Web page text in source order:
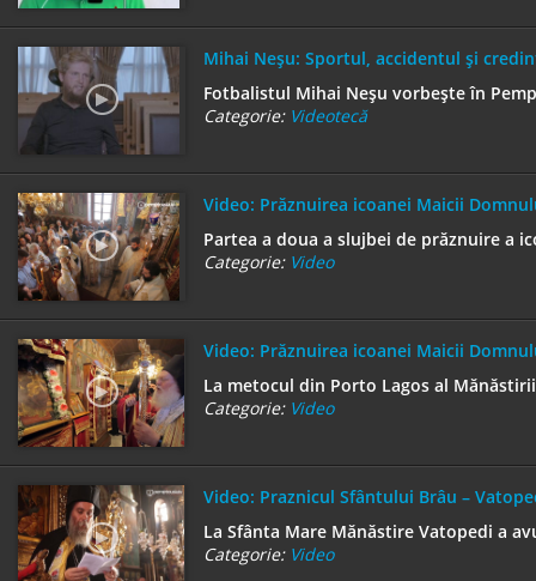
Mihai Neşu: Sportul, accidentul şi
Fotbalistul Mihai Neşu vorbeşte în
Categorie: Videotecă
Video: Prăznuirea icoanei Maicii
Partea a doua a slujbei de prăznuire a
Categorie: Video
Video: Prăznuirea icoanei Maicii
La metocul din Porto Lagos al
Categorie: Video
Video: Praznicul Sfântului Brâu –
La Sfânta Mare Mănăstire Vatopedi a
Categorie: Video